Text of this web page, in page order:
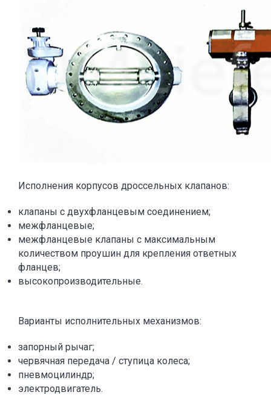
Исполнения корпусов дроссельных клапанов:
клапаны с двухфланцевым соединением;
межфланцевые;
межфланцевые клапаны с максимальным
количеством проушин для крепления ответных
фланцев;
высокопроизводительные.
Варианты исполнительных механизмов:
запорный рычаг;
червячная передача / ступица колеса;
пневмоцилиндр;
электродвигатель.